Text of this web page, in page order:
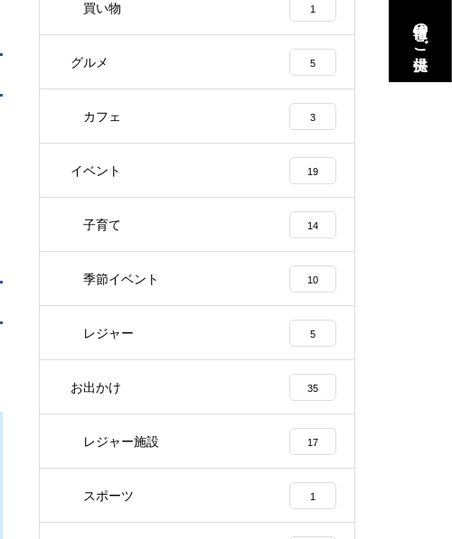
買い物 1
グルメ 5
カフェ 3
イベント 19
子育て 14
季節イベント 10
レジャー 5
お出かけ 35
レジャー施設 17
スポーツ 1
情報のご提供